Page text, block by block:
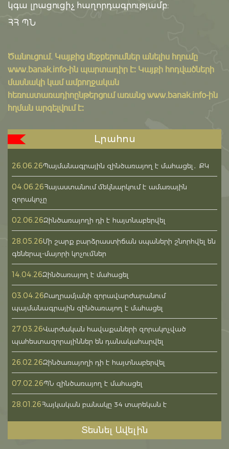
կգա լրացուցիչ հաղորդագրությամբ:
ՀՀ ՊՆ
Ծանուցում․ Կայքից մեջբերումներ անելիս հղումը
www.banak.info-ին պարտադիր է: Կայքի հոդվածների
մասնակի կամ ամբողջական
հեռուստառադիոընթերցում առանց www.banak.info-ին
հղման արգելվում է:
Լրահոս
26.06.26Պայմանագրային զինծառայող է մահացել․ ՔԿ
04.06.26Հայաստանում մեկնարկում է ամառային
զորակոչը
02.06.26Զինծառայողի դի է հայտնաբերվել
28.05.26Մի շարք բարձրաստիճան սպաների շնորհվել են
գեներալ-մայորի կոչումներ
14.04.26Զինծառայող է մահացել
03.04.26Բաղրամյանի զորավարժարանում
պայմանագրային զինծառայող է մահացել
27.03.26Վարժական հավաքաների զորակոչված
պահեստազորայիններ են դանակահարվել
26.02.26Զինծառայողի դի է հայտնաբերվել
07.02.26ՊՆ զինծառայող է մահացել
28.01.26Հայկական բանակը 34 տարեկան է
Տեսնել Ավելին